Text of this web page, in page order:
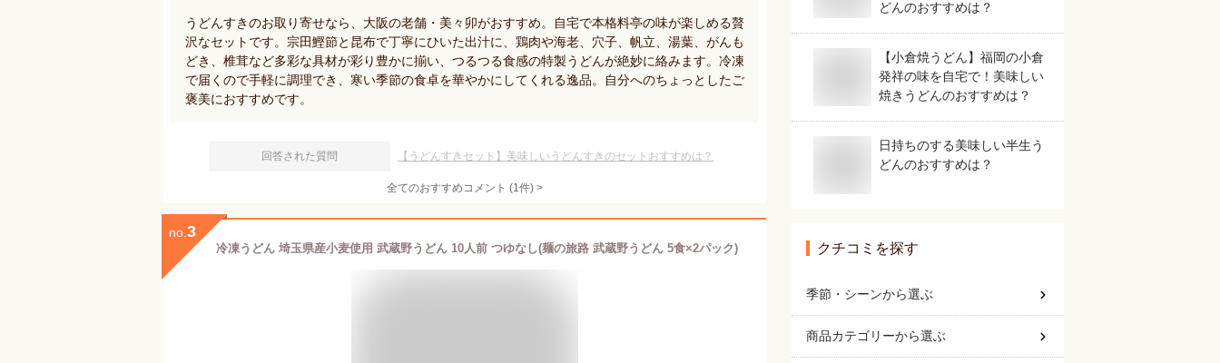
うどんすきのお取り寄せなら、大阪の老舗・美々卯がおすすめ。自宅で本格料亭の味が楽しめる贅
沢なセットです。宗田鰹節と昆布で丁寧にひいた出汁に、鶏肉や海老、穴子、帆立、湯葉、がんも
どき、椎茸など多彩な具材が彩り豊かに揃い、つるつる食感の特製うどんが絶妙に絡みます。冷凍
で届くので手軽に調理でき、寒い季節の食卓を華やかにしてくれる逸品。自分へのちょっとしたご
褒美におすすめです。
回答された質問 【うどんすきセット】美味しいうどんすきのセットおすすめは？
全てのおすすめコメント (1件) >
no. 3
冷凍うどん 埼玉県産小麦使用 武蔵野うどん 10人前 つゆなし(麺の旅路 武蔵野うどん 5食×2パック)
どんのおすすめは？
【小倉焼うどん】福岡の小倉
発祥の味を自宅で！美味しい
焼きうどんのおすすめは？
日持ちのする美味しい半生う
どんのおすすめは？
クチコミを探す
季節・シーンから選ぶ
商品カテゴリーから選ぶ